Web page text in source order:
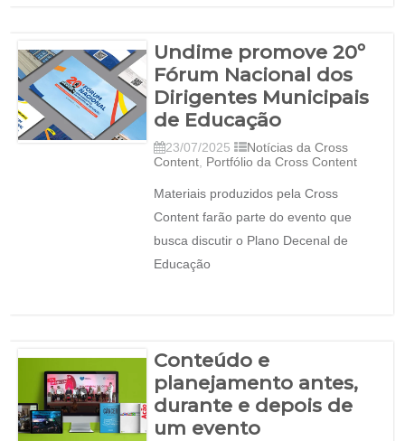
Undime promove 20º
Fórum Nacional dos
Dirigentes Municipais
de Educação
23/07/2025
Notícias da Cross
Content, Portfólio da Cross Content
Materiais produzidos pela Cross
Content farão parte do evento que
busca discutir o Plano Decenal de
Educação
Conteúdo e
planejamento antes,
durante e depois de
um evento